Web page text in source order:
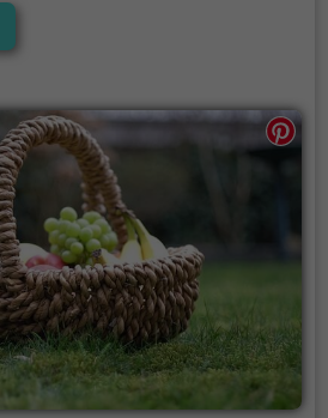
der Picknickplatz
ist der perfekte Ort, um die
zu genießen.